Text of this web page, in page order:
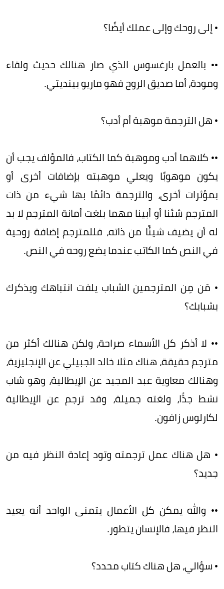
• إلى روحك وإلى عملك أيضًا؟
•• بالعمل بارغسوس الذي صار هنالك حديث ولقاء
ومودة، أما صديق الروح فهو ماريو بينديتي.
• هل الترجمة موهبة أم أدب؟
•• كلاهما أدب وموهبة كما الكتاب، فالمؤلف يجب أن
يكون موهوبًا ويعلي موهبته بإضافات أخرى أو
بمؤثرات أخرى، والترجمة دائمًا بها شيء من ذات
المترجم شئنا أو أبينا مهما بلغت أمانة المترجم لا بد
له أن يضيف شيئًا من ذاته، فللمترجم إضافة روحية
في النص كما الكاتب عندما يضع روحه في النص.
• مَن مِن المترجمين الشباب يلفت انتباهك ويذكرك
بشبابك؟
•• لا أذكر كل الأسماء صراحة، ولكن هنالك أكثر من
مترجم حقيقة، هناك مثلا خالد الجبيلي عن الإنجليزية،
وهنالك معاوية عبد المجيد عن الإيطالية، وهو شاب
نشط جدًّا، ولغته جميلة، وقد ترجم عن الإيطالية
لكارلوس زافون.
• هل هناك عمل ترجمته وتود إعادة النظر فيه من
جديد؟
•• والله يمكن كل الأعمال يتمنى الواحد أنه يعيد
النظر فيها، فالإنسان يتطور.
• سؤالي، هل هناك كتاب محدد؟